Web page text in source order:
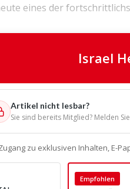
eines der
Israel
Artikel nicht lesbar?
Sie sind bereits Mitglied? Melden
zu exklusiven Inhalten, E-
Empfohlen